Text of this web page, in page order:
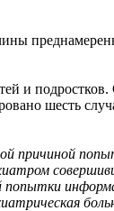
и
шесть
причиной